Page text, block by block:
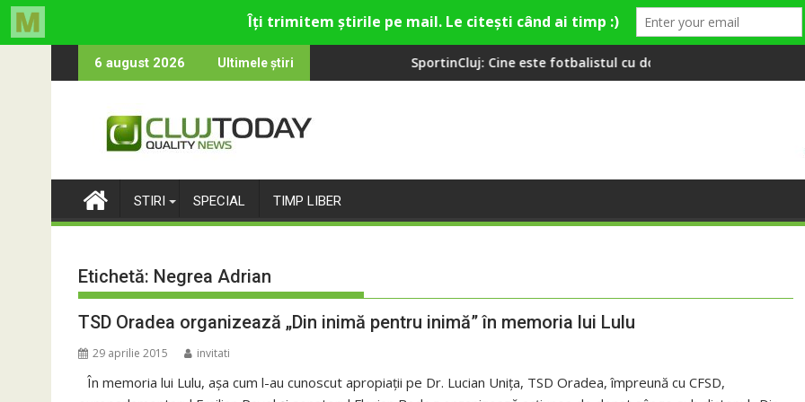
to
6 august 2026 Ultimele știri
și de divertisment din Cluj-Napoca
devine o întrebare SportinCluj: Cine este fotbalistul cu două diplome care a învățat româna la 2 ani
Compania de Apă
STIRI SPECIAL TIMP LIBER
Etichetă: Negrea Adrian
TSD Oradea organizează „Din inimă pentru inimă” în memoria lui Lulu
29 aprilie 2015 invitati
În memoria lui Lulu, așa cum l-au cunoscut apropiații pe Dr. Lucian Unița, TSD Oradea, împreună cu CFSD,